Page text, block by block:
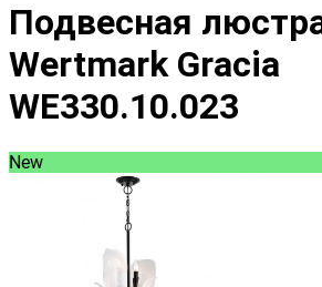
Подвесная
Wertmark Gracia
WE330.10.023
New